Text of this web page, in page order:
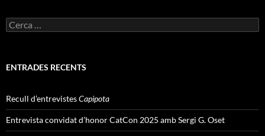
Cerca:
ENTRADES RECENTS
Recull d’entrevistesCapipota
Entrevista convidat d’honor CatCon 2025 amb Sergi G. Oset